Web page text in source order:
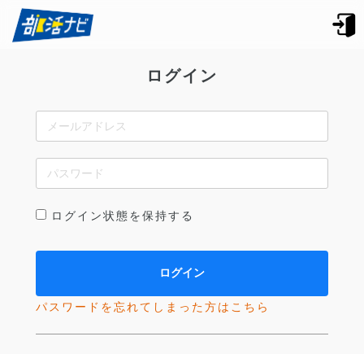
ログイン
ログイン状態を保持する
パスワードを忘れてしまった方はこちら